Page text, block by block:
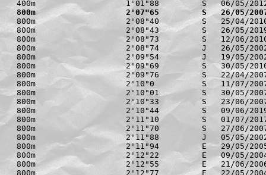
800m                   2'07"65         S   26/05/2007
800m                   2'08"40         S   25/04/2010
800m                   2'08"43         S   26/05/2019
800m                   2'08"73         S   12/06/2010
800m                   2'08"74         J   26/05/2002
800m                   2'09"54         J   19/05/2002
800m                   2'09"69         S   30/05/2010
800m                   2'09"76         S   22/04/2007
800m                   2'10"0          S   11/07/2007
800m                   2'10"01         S   30/05/2007
800m                   2'10"33         S   23/06/2007
800m                   2'10"44         S   09/06/2019
800m                   2'11"10         S   01/07/2017
800m                   2'11"70         S   27/06/2007
800m                   2'11"88         J   05/05/2002
800m                   2'11"94         E   29/05/2005
800m                   2'12"22         E   09/05/2004
800m                   2'12"55         E   21/06/2006
800m                   2'12"77         E   22/05/2004